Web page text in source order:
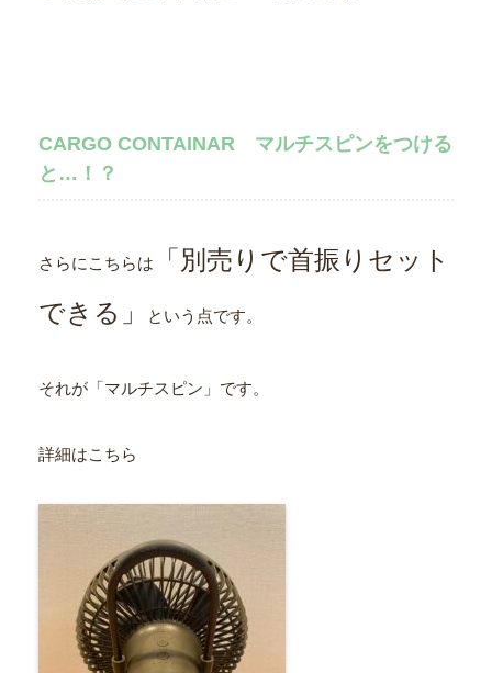
CARGO CONTAINAR マルチスピンをつける
と…！？
さらにこちらは
「別売りで首振りセット
できる」
という点です。
それが「マルチスピン」です。
詳細はこちら